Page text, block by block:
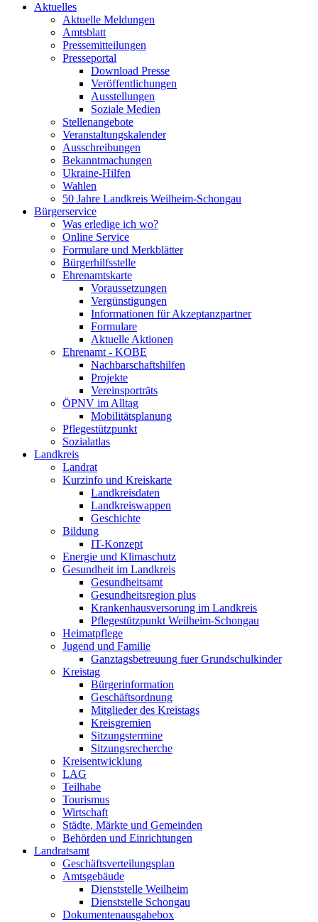
Aktuelles
Aktuelle Meldungen
Amtsblatt
Pressemitteilungen
Presseportal
Download Presse
Veröffentlichungen
Ausstellungen
Soziale Medien
Stellenangebote
Veranstaltungskalender
Ausschreibungen
Bekanntmachungen
Ukraine-Hilfen
Wahlen
50 Jahre Landkreis Weilheim-Schongau
Bürgerservice
Was erledige ich wo?
Online Service
Formulare und Merkblätter
Bürgerhilfsstelle
Ehrenamtskarte
Voraussetzungen
Vergünstigungen
Informationen für Akzeptanzpartner
Formulare
Aktuelle Aktionen
Ehrenamt - KOBE
Nachbarschaftshilfen
Projekte
Vereinsporträts
ÖPNV im Alltag
Mobilitätsplanung
Pflegestützpunkt
Sozialatlas
Landkreis
Landrat
Kurzinfo und Kreiskarte
Landkreisdaten
Landkreiswappen
Geschichte
Bildung
IT-Konzept
Energie und Klimaschutz
Gesundheit im Landkreis
Gesundheitsamt
Gesundheitsregion plus
Krankenhausversorung im Landkreis
Pflegestützpunkt Weilheim-Schongau
Heimatpflege
Jugend und Familie
Ganztagsbetreuung fuer Grundschulkinder
Kreistag
Bürgerinformation
Geschäftsordnung
Mitglieder des Kreistags
Kreisgremien
Sitzungstermine
Sitzungsrecherche
Kreisentwicklung
LAG
Teilhabe
Tourismus
Wirtschaft
Städte, Märkte und Gemeinden
Behörden und Einrichtungen
Landratsamt
Geschäftsverteilungsplan
Amtsgebäude
Dienststelle Weilheim
Dienststelle Schongau
Dokumentenausgabebox